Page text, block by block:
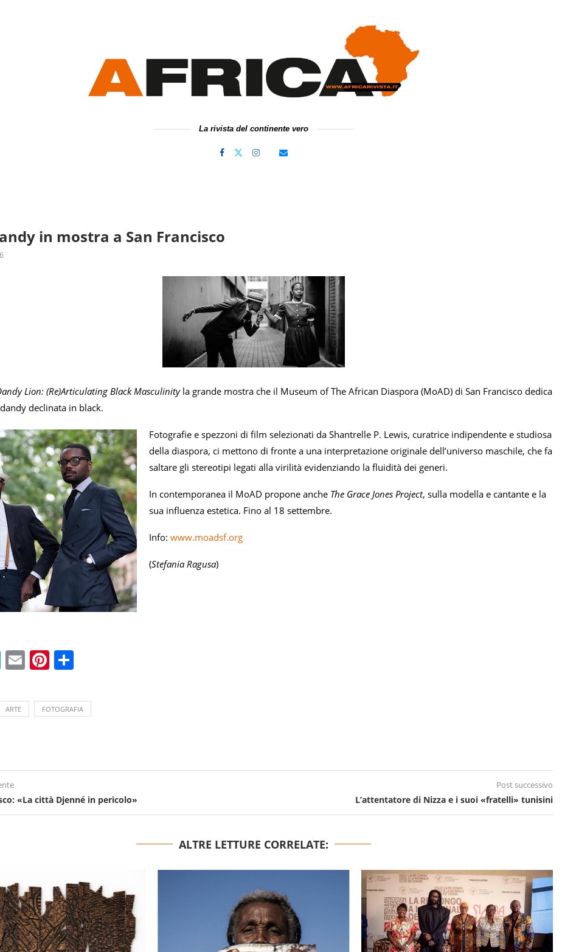
La rivista del continente vero
in mostra a San Francisco
Lion: (Re)Articulating Black Masculinityla grande mostra che il Museum of The African Diaspora (MoAD) di San Francisco dedica
declinata in black.
Fotografie e spezzoni di film selezionati da Shantrelle P. Lewis, curatrice indipendente e studiosa
della diaspora, ci mettono di fronte a una interpretazione originale dell’universo maschile, che fa
saltare gli stereotipi legati alla virilità evidenziando la fluidità dei generi.
In contemporanea il MoAD propone anche The Grace Jones Project, sulla modella e cantante e la
sua influenza estetica. Fino al 18 settembre.
Info: www.moadsf.org
(Stefania Ragusa)
Twitter
EmailPinterest
ARTE FOTOGRAFIA
«La città Djenné in pericolo»
Post successivo
L’attentatore di Nizza e i suoi «fratelli» tunisini
ALTRE LETTURE CORRELATE: